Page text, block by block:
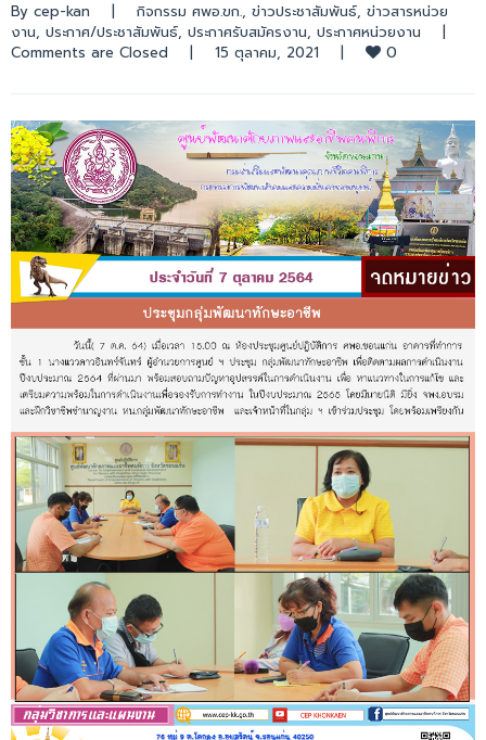
By cep-kan กิจกรรม ศพอ.ขก., ข่าวประชาสัมพันธ์, ข่าวสารหน่วย
งาน, ประกาศ/ประชาสัมพันธ์, ประกาศรับสมัครงาน, ประกาศหน่วยงาน
Comments are Closed
15 ตุลาคม, 2021 0